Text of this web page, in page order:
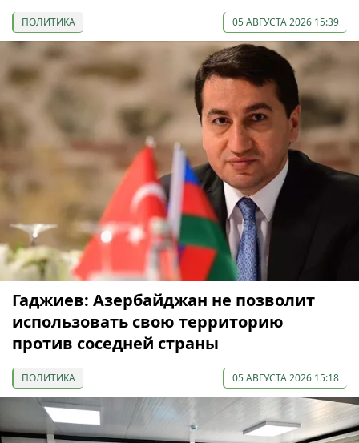
ПОЛИТИКА 05 АВГУСТА 2026 15:39
Гаджиев: Азербайджан не позволит
использовать свою территорию
против соседней страны
ПОЛИТИКА 05 АВГУСТА 2026 15:18